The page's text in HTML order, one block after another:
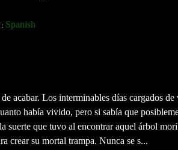
: Spanish
acabar. Los interminables días cargados
había vivido, pero si sabía que
suerte que tuvo al encontrar aquel árbol
crear su mortal trampa. Nunca se s...